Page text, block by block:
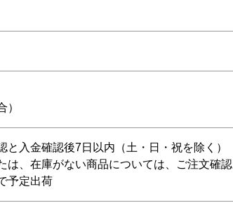
）
と入金確認後7日以内（土・日・祝を除く）
は、在庫がない商品については、ご注文確認
予定出荷